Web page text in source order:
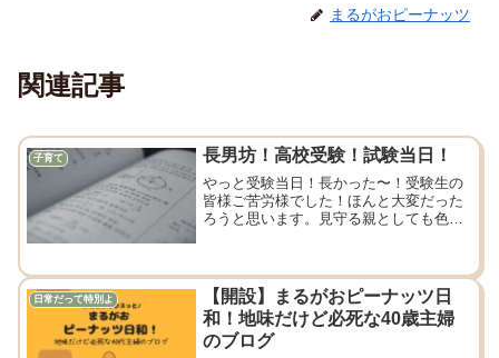
まるがおピーナッツ
関連記事
子育て 長男坊！高校受験！試験当日！
やっと受験当日！長かった〜！受験生の
皆様ご苦労様でした！ほんと大変だった
ろうと思います。見守る親としても色ん
日常だって特別よ
【開設】まるがおピーナッツ日
和！地味だけど必死な40歳主婦
のブログ